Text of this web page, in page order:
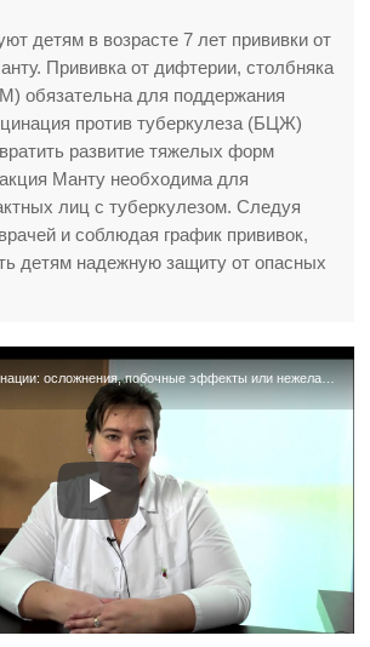
детям в возрасте 7 лет прививки от
Прививка от дифтерии, столбняка
обязательна для поддержания
против туберкулеза (БЦЖ)
развитие тяжелых форм
Манту необходима для
лиц с туберкулезом. Следуя
и соблюдая график прививок,
детям надежную защиту от опасных